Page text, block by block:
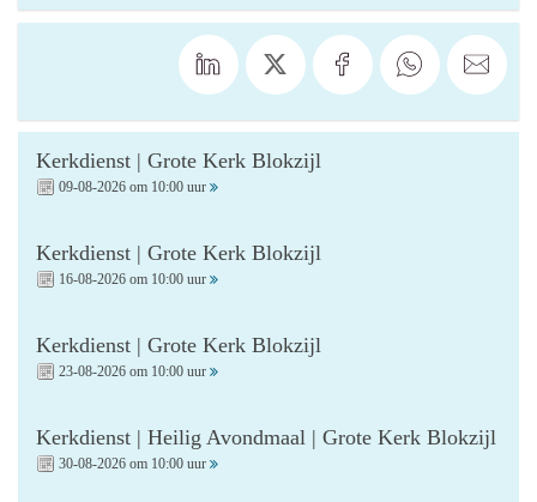
Kerkdienst | Grote Kerk Blokzijl
09-08-2026 om 10:00 uur
Kerkdienst | Grote Kerk Blokzijl
16-08-2026 om 10:00 uur
Kerkdienst | Grote Kerk Blokzijl
23-08-2026 om 10:00 uur
Kerkdienst | Heilig Avondmaal | Grote Kerk Blokzijl
30-08-2026 om 10:00 uur